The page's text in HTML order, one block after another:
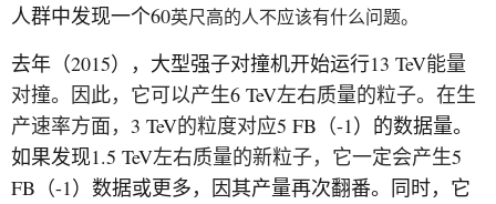
人群中发现一个60英尺高的人不应该有什么问题。
去年（2015），大型强子对撞机开始运行13 TeV能量
对撞。因此，它可以产生6 TeV左右质量的粒子。在生
产速率方面， 3 TeV的粒度对应5 FB （-1）的数据量。
如果发现1.5 TeV左右质量的新粒子，它一定会产生5
FB （-1）数据或更多，因其产量再次翻番。同时，它